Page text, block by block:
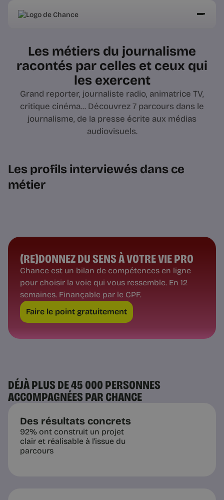
Les métiers du journalisme
racontés par celles et ceux qui
les exercent
Grand reporter, journaliste radio, animatrice TV,
critique cinéma... Découvrez 7 parcours dans le
journalisme, de la presse écrite aux médias
audiovisuels.
Les profils interviewés dans ce
métier
(RE)DONNEZ DU SENS À VOTRE VIE PRO
Chance est un bilan de compétences en ligne
pour choisir la voie qui vous ressemble. En 12
semaines. Finançable par le CPF.
Faire le point gratuitement
DÉJÀ PLUS DE 45 000 PERSONNES
ACCOMPAGNÉES PAR CHANCE
Des résultats concrets
92% ont construit un projet
clair et réalisable à l'issue du
parcours